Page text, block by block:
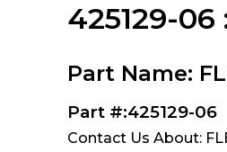
425129-06
Part Name:
Part #:425129-06
Contact Us About: